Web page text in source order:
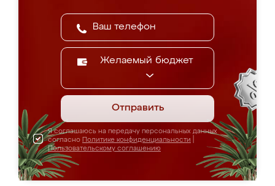
Желаемый бюджет
Отправить
Я соглашаюсь на передачу персональных данных
согласно Политике конфиденциальности
Пользовательскому соглашению